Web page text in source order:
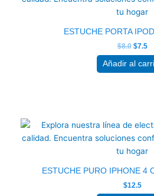
ESTUCHE PORTA
$8.0 $7.5
Añadir al
ESTUCHE PURO IPHONE 4
$12.5